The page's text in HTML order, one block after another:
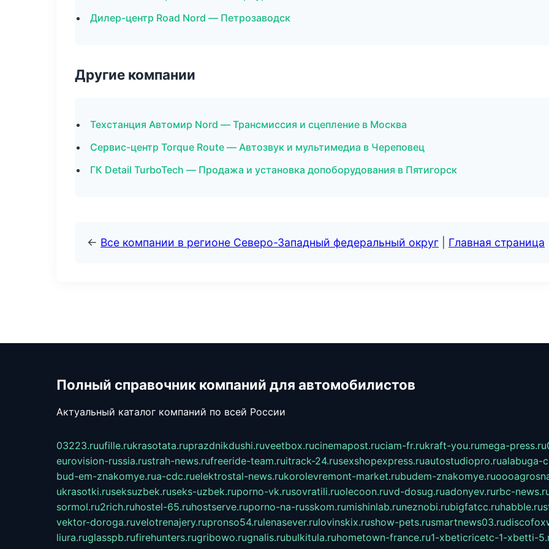
Дилер-центр Road Nord — Петрозаводск
Другие компании
Техстанция Автомир Nord — Трансмиссия и сцепление в Москва
Сервис-центр Torque Route — Автозвук и мультимедиа в Череповец
ГК Detail TurboTech — Продажа и установка допоборудования в Пятигорск
← Все компании в регионе Северо-Западный федеральный округ Главная страница
Полный справочник компаний для автомобилистов
Актуальный каталог компаний по всей России
03223.ruufille.rukrasotata.ruprazdnikdushi.ruveetbox.rucinemapost.ruciam-fr.rukraft-you.rumega-press.ru
eurovision-russia.rustrah-news.rufreeride-team.ruitrack-24.rusexshopexpress.ruautostudiopro.rualabuga-
bud-em-znakomye.rua-cdc.ruelektrostal-news.rukorolevremont-market.rubudem-znakomye.ru
ukrasotki.ruseksuzbek.ruseks-uzbek.ruporno-vk.rusovratili.ruolecoon.ruvd-dosug.ruadonyev.rurbc-
sormol.ru2rich.ruhostel-65.ruhostserve.ruporno-na-russkom.rumishinlab.runeznobi.rubigfatcc.ruhabble.ru
vektor-doroga.ruvelotrenajery.rupronso54.rulenasever.rulovinskix.rushow-pets.rusmartnews03.ru
liura.ruglasspb.rufirehunters.rugribowo.rugnalis.rubulkitula.ruhometown-france.ru1-xbeticricetc-1-xbetti-